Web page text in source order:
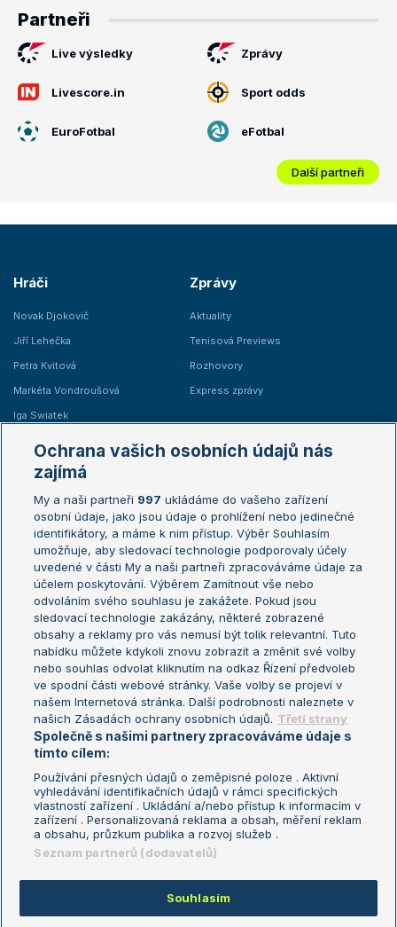
Partneři
Live výsledky Zprávy
Livescore.in Sport odds
EuroFotbal eFotbal
Další partneři
Hráči
Novak Djokovič
Jiří Lehečka
Petra Kvitová
Markéta Vondroušová
Iga Swiatek
Zprávy
Aktuality
Tenisová Previews
Rozhovory
Express zprávy
Žebříčky
Žebříček ATP (muži)
Žebříček WTA (ženy)
Sázkařský žebříček
Australian Open
French Open
Wimbledon
US Open
Turnaj mistrů
Turnaj mistryň
Aktualní trendy
Fotbalové přestupy
Livesport Daily
LS Prague Open
Podmínky užití
Nastavení soukromí
GDPR a žurnalistika
Reklama
Kontakt
Informace o zpracování osobních
údajů
Copyright © 2008-2026 TenisPortal.cz. Využíváme zpravodajství ČTK.
Ochrana vašich osobních údajů nás
zajímá
My a naši partneři 997 ukládáme do vašeho zařízení
osobní údaje, jako jsou údaje o prohlížení nebo jedinečné
identifikátory, a máme k nim přístup. Výběr Souhlasím
umožňuje, aby sledovací technologie podporovaly účely
uvedené v části My a naši partneři zpracováváme údaje za
účelem poskytování. Výběrem Zamítnout vše nebo
odvoláním svého souhlasu je zakážete. Pokud jsou
sledovací technologie zakázány, některé zobrazené
obsahy a reklamy pro vás nemusí být tolik relevantní. Tuto
nabídku můžete kdykoli znovu zobrazit a změnit své volby
nebo souhlas odvolat kliknutím na odkaz Řízení předvoleb
ve spodní části webové stránky. Vaše volby se projeví v
našem Internetová stránka. Další podrobnosti naleznete v
našich Zásadách ochrany osobních údajů. Třetí strany
Společně s našimi partnery zpracováváme údaje s
tímto cílem:
Používání přesných údajů o zeměpisné poloze . Aktivní
vyhledávání identifikačních údajů v rámci specifických
vlastností zařízení . Ukládání a/nebo přístup k informacím v
zařízení . Personalizovaná reklama a obsah, měření reklam
a obsahu, průzkum publika a rozvoj služeb .
Seznam partnerů (dodavatelů)
Souhlasím